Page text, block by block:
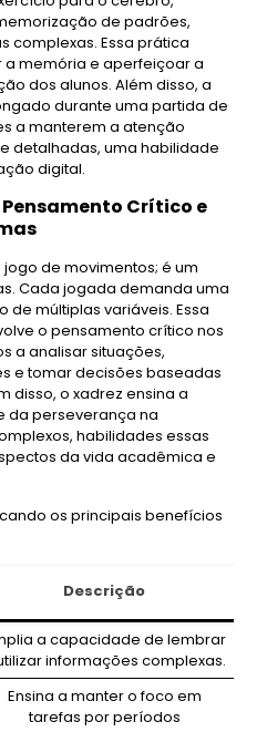
de padrões,
complexas. Essa prática
memória e aperfeiçoar a
dos alunos. Além disso, a
durante uma partida de
a manterem a atenção
detalhadas, uma habilidade
digital.
Crítico e
de movimentos; é um
Cada jogada demanda uma
múltiplas variáveis. Essa
o pensamento crítico nos
a analisar situações,
e tomar decisões baseadas
disso, o xadrez ensina a
da perseverança na
habilidades essas
da vida acadêmica e
os principais benefícios
Descrição
a capacidade de lembrar
informações complexas.
Ensina a manter o foco em
tarefas por períodos